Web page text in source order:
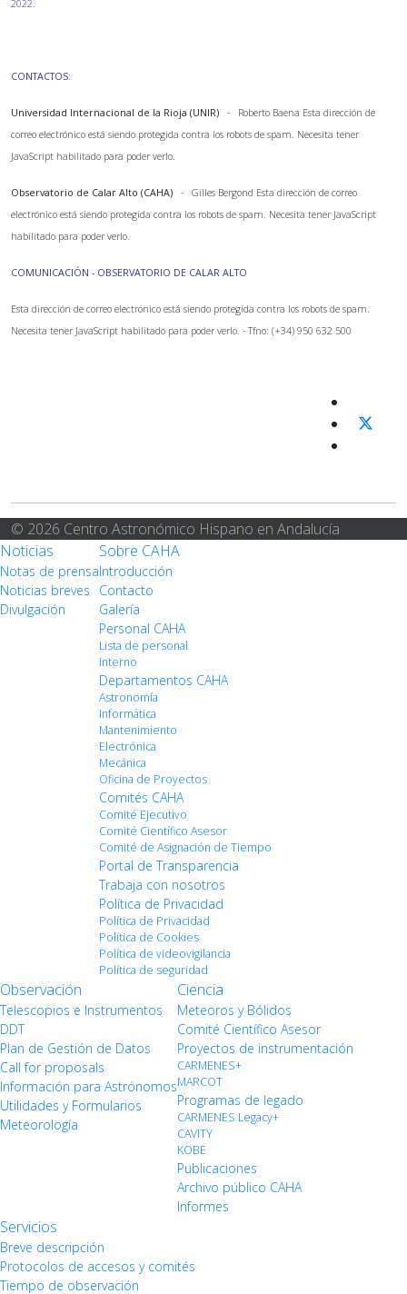
2022.
CONTACTOS:
Universidad Internacional de la Rioja (UNIR) - Roberto Baena Esta dirección de
correo electrónico está siendo protegida contra los robots de spam. Necesita tener
JavaScript habilitado para poder verlo.
Observatorio de Calar Alto (CAHA) - Gilles Bergond Esta dirección de correo
electrónico está siendo protegida contra los robots de spam. Necesita tener JavaScript
habilitado para poder verlo.
COMUNICACIÓN - OBSERVATORIO DE CALAR ALTO
Esta dirección de correo electrónico está siendo protegida contra los robots de spam.
Necesita tener JavaScript habilitado para poder verlo. - Tfno: (+34) 950 632 500
© 2026 Centro Astronómico Hispano en Andalucía
Noticias
Notas de prensa
Noticias breves
Divulgación
Sobre CAHA
Introducción
Contacto
Galería
Personal CAHA
Lista de personal
Interno
Departamentos CAHA
Astronomía
Informática
Mantenimiento
Electrónica
Mecánica
Oficina de Proyectos
Comités CAHA
Comité Ejecutivo
Comité Científico Asesor
Comité de Asignación de Tiempo
Portal de Transparencia
Trabaja con nosotros
Política de Privacidad
Política de Privacidad
Política de Cookies
Política de videovigilancia
Política de seguridad
Observación
Telescopios e Instrumentos
DDT
Plan de Gestión de Datos
Call for proposals
Información para Astrónomos
Utilidades y Formularios
Meteorología
Ciencia
Meteoros y Bólidos
Comité Científico Asesor
Proyectos de instrumentación
CARMENES+
MARCOT
Programas de legado
CARMENES Legacy+
CAVITY
KOBE
Publicaciones
Archivo público CAHA
Informes
Servicios
Breve descripción
Protocolos de accesos y comités
Tiempo de observación